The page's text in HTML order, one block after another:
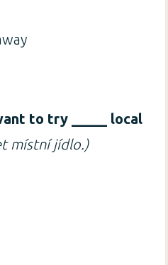
to try _____ local
místní jídlo.)